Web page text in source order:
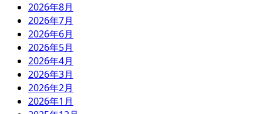
2026年8月
2026年7月
2026年6月
2026年5月
2026年4月
2026年3月
2026年2月
2026年1月